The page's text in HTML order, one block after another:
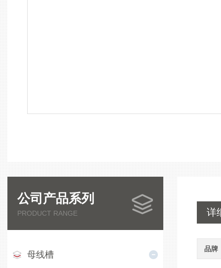
公司产品系列
PRODUCT RANGE
母线槽
详
品牌